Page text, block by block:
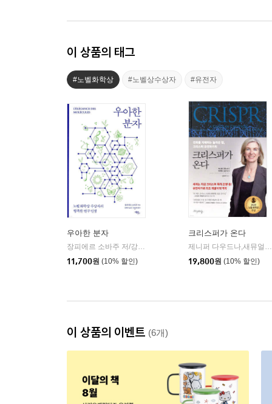
이 상품의 태그
#노벨화학상 #노벨상수상자 #유전자
우아한 분자
장피에르 소바주 저/강현주 역/장홍제 감수 | 에코리브르
11,700원 (10% 할인)
크리스퍼가 온다
제니퍼 다우드나,새뮤얼 스턴버그 저/김보은 역
19,800원 (10% 할인)
이 상품의 이벤트 (6개)